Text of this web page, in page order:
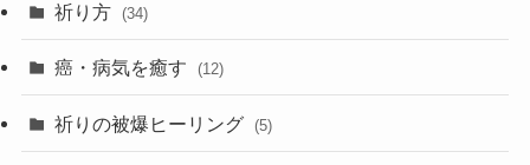
祈り方 (34)
癌・病気を癒す (12)
祈りの被爆ヒーリング (5)